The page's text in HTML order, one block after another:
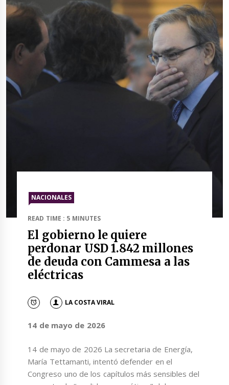
NACIONALES
READ TIME : 5 MINUTES
El gobierno le quiere
perdonar USD 1.842 millones
de deuda con Cammesa a las
eléctricas
LA COSTA VIRAL
14 de mayo de 2026
14 de mayo de 2026 La secretaria de Energía,
María Tettamanti, intentó defender en el
Congreso uno de los capítulos más sensibles del